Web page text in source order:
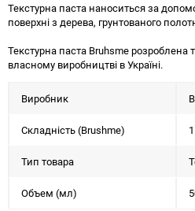
Текстурна паста наноситься за
поверхні з дерева, грунтованого
Текстурна паста Bruhsme
власному виробництві в Україні.
Виробник
Складність (Brushme) 1
Тип товара
Объем (мл)